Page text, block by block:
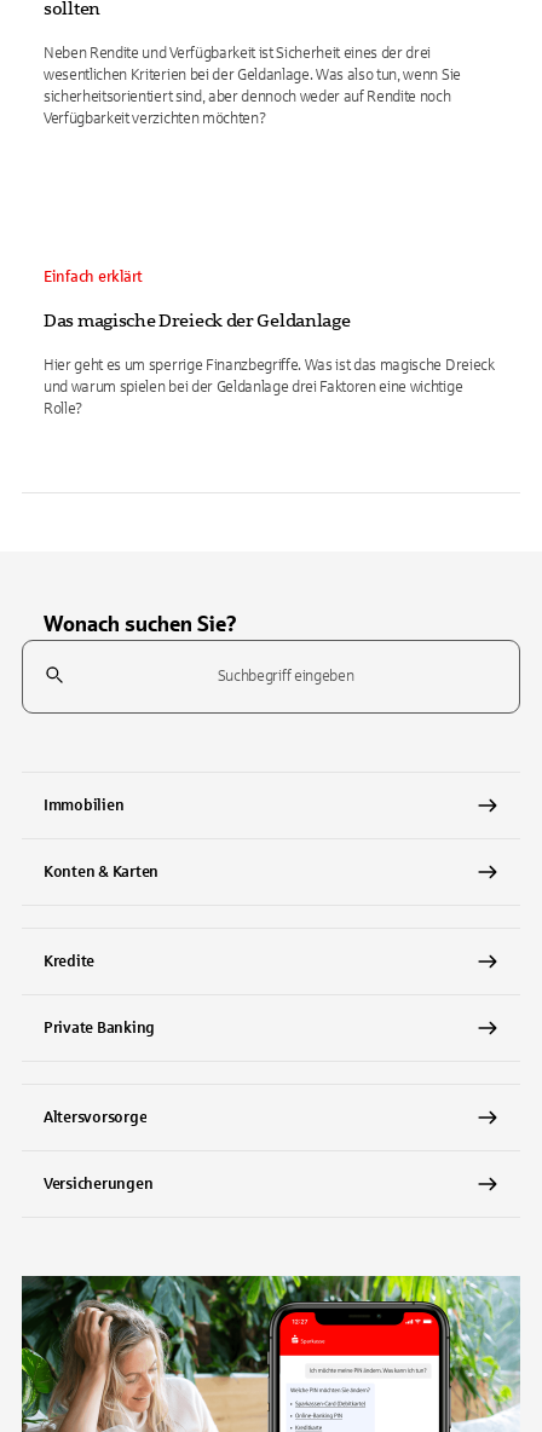
sollten
Neben Rendite und Verfügbarkeit ist Sicherheit eines der drei
wesentlichen Kriterien bei der Geldanlage. Was also tun, wenn Sie
sicherheitsorientiert sind, aber dennoch weder auf Rendite noch
Verfügbarkeit verzichten möchten?
Einfach erklärt
Das magische Dreieck der Geldanlage
Hier geht es um sperrige Finanzbegriffe. Was ist das magische Dreieck
und warum spielen bei der Geldanlage drei Faktoren eine wichtige
Rolle?
Wonach suchen Sie?
Suchfeld
Immobilien
Konten & Karten
Kredite
Private Banking
Altersvorsorge
Versicherungen